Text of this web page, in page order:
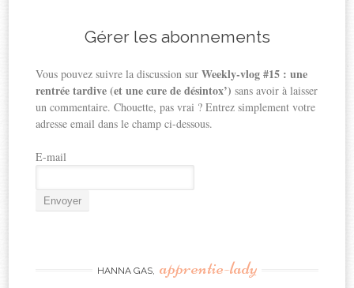
Gérer les abonnements
Vous pouvez suivre la discussion surWeekly-vlog #15 : une
rentrée tardive (et une cure de désintox’) sans avoir à laisser
un commentaire. Chouette, pas vrai ? Entrez simplement votre
adresse email dans le champ ci-dessous.
E-mail
HANNA GAS, apprentie-lady